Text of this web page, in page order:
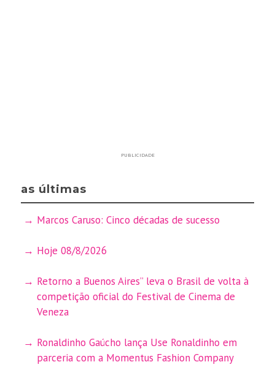
PUBLICIDADE
as últimas
Marcos Caruso: Cinco décadas de sucesso
Hoje 08/8/2026
Retorno a Buenos Aires” leva o Brasil de volta à
competição oficial do Festival de Cinema de
Veneza
Ronaldinho Gaúcho lança Use Ronaldinho em
parceria com a Momentus Fashion Company